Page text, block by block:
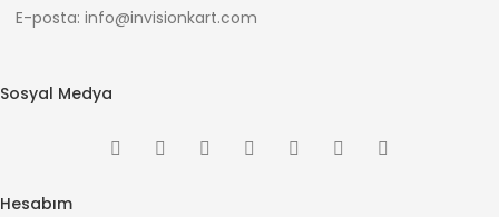
E-posta: info@invisionkart.com
Sosyal Medya
Hesabım